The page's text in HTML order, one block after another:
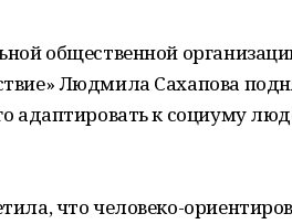
общественной
Людмила Сахапова
адаптировать к социуму
что человеко-